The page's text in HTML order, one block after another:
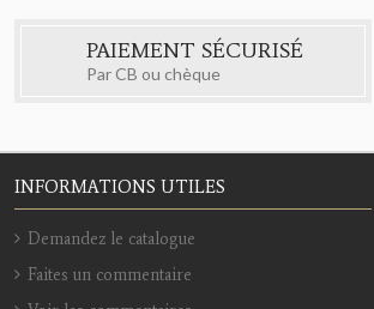
PAIEMENT SÉCURISÉ
Par CB ou chèque
INFORMATIONS UTILES
Demandez le catalogue
Faites un commentaire